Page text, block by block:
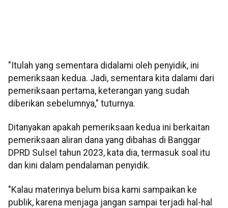
"Itulah yang sementara didalami oleh penyidik, ini
pemeriksaan kedua. Jadi, sementara kita dalami dari
pemeriksaan pertama, keterangan yang sudah
diberikan sebelumnya," tuturnya.
Ditanyakan apakah pemeriksaan kedua ini berkaitan
pemeriksaan aliran dana yang dibahas di Banggar
DPRD Sulsel tahun 2023, kata dia, termasuk soal itu
dan kini dalam pendalaman penyidik.
"Kalau materinya belum bisa kami sampaikan ke
publik, karena menjaga jangan sampai terjadi hal-hal